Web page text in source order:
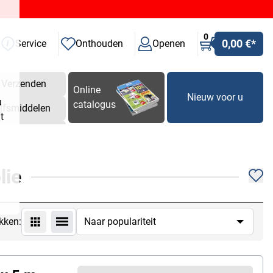
Service Onthouden Openen
0
0,00 €*
Verzenden
Online
catalogus
Nieuw voor u